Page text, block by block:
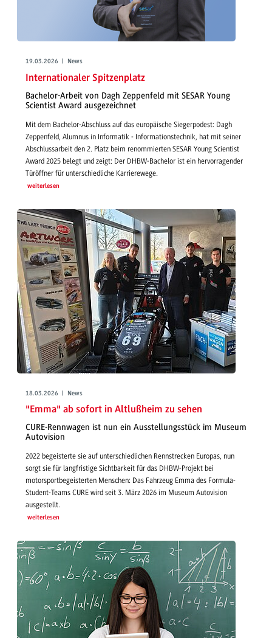
19.03.2026 | News
Internationaler Spitzenplatz
Bachelor-Arbeit von Dagh Zeppenfeld mit SESAR Young
Scientist Award ausgezeichnet
Mit dem Bachelor-Abschluss auf das europäische Siegerpodest: Dagh
Zeppenfeld, Alumnus in Informatik - Informationstechnik, hat mit seiner
Abschlussarbeit den 2. Platz beim renommierten SESAR Young Scientist
Award 2025 belegt und zeigt: Der DHBW-Bachelor ist ein hervorragender
Türöffner für unterschiedliche Karrierewege.
weiterlesen
18.03.2026 | News
"Emma" ab sofort in Altlußheim zu sehen
CURE-Rennwagen ist nun ein Ausstellungsstück im Museum
Autovision
2022 begeisterte sie auf unterschiedlichen Rennstrecken Europas, nun
sorgt sie für langfristige Sichtbarkeit für das DHBW-Projekt bei
motorsportbegeisterten Menschen: Das Fahrzeug Emma des Formula-
Student-Teams CURE wird seit 3. März 2026 im Museum Autovision
ausgestellt.
weiterlesen